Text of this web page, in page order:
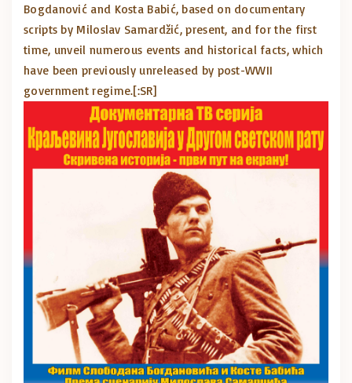
Bogdanović and Kosta Babić, based on documentary
scripts by Miloslav Samardžić, present, and for the first
time, unveil numerous events and historical facts, which
have been previously unreleased by post-WWII
government regime.[:SR]